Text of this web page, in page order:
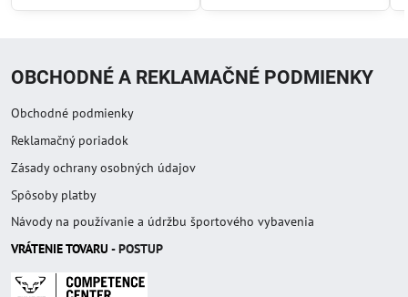
OBCHODNÉ A REKLAMAČNÉ PODMIENKY
Obchodné podmienky
Reklamačný poriadok
Zásady ochrany osobných údajov
Spôsoby platby
Návody na používanie a údržbu športového vybavenia
VRÁTENIE TOVARU - POSTUP